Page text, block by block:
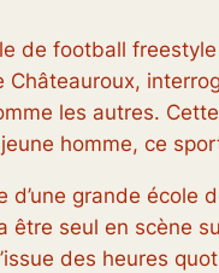
de football
les autres.
homme, ce
d’une grande école
seul en scène
des heures